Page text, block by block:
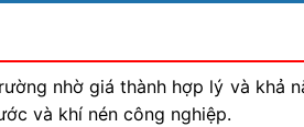
nhờ giá thành hợp lý và khả
và khí nén công nghiệp.